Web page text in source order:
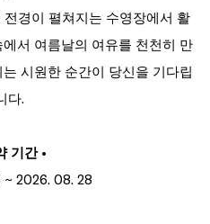
경이 펼쳐지는 수영장에서 활
서 여름날의 여유를 천천히 만
시원한 순간이 당신을 기다립
다.
기간 •
~ 2026. 08. 28